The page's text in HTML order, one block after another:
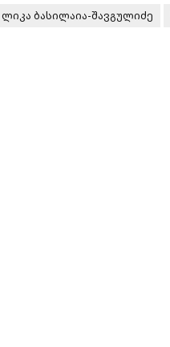
ლიკა ბასილაია-შავგულიძე